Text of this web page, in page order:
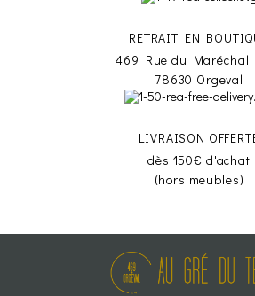
RETRAIT EN
469 Rue du Maréchal
78630 Orgeval
LIVRAISON
dès 150€ d'achat
(hors meubles)